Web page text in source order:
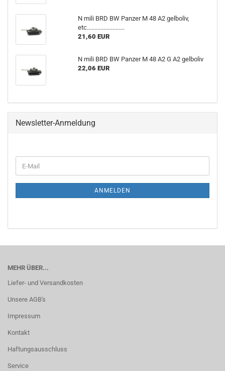
N mili BRD BW Panzer M 48 A2 gelboliv,
etc.........................
21,60 EUR
N mili BRD BW Panzer M 48 A2 G A2 gelboliv
22,06 EUR
Newsletter-Anmeldung
ZUR
E-
Mail
ANMELDEN
MEHR ÜBER...
Liefer- und Versandkosten
Unsere AGB's
Impressum
Kontakt
Haftungsausschluss
Service